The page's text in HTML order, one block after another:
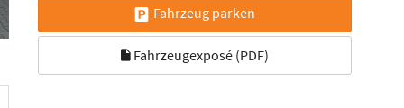
Fahrzeug parken
Fahrzeugexposé (PDF)